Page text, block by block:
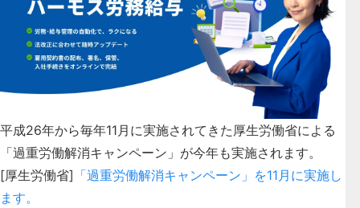
平成26年から毎年11月に実施されてきた厚生労働省による
「過重労働解消キャンペーン」が今年も実施されます。
[厚生労働省] 「過重労働解消キャンペーン」を11月に実施し
ます。